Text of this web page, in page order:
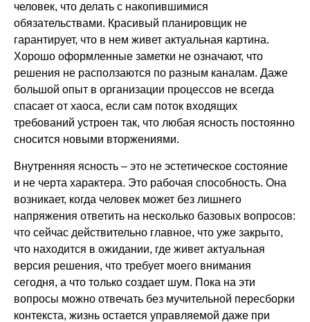
человек, что делать с накопившимися
обязательствами. Красивый планировщик не
гарантирует, что в нем живет актуальная картина.
Хорошо оформленные заметки не означают, что
решения не расползаются по разным каналам. Даже
большой опыт в организации процессов не всегда
спасает от хаоса, если сам поток входящих
требований устроен так, что любая ясность постоянно
сносится новыми вторжениями.
Внутренняя ясность – это не эстетическое состояние
и не черта характера. Это рабочая способность. Она
возникает, когда человек может без лишнего
напряжения ответить на несколько базовых вопросов:
что сейчас действительно главное, что уже закрыто,
что находится в ожидании, где живет актуальная
версия решения, что требует моего внимания
сегодня, а что только создает шум. Пока на эти
вопросы можно отвечать без мучительной пересборки
контекста, жизнь остается управляемой даже при